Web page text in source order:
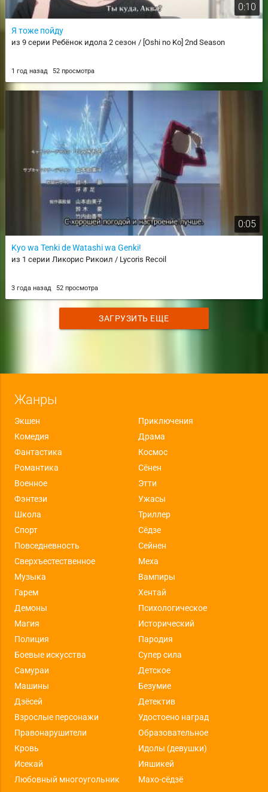
0:10
Я тоже пойду
из 9 серии Ребёнок идола 2 сезон / [Oshi no Ko] 2nd Season
1 год назад 52 просмотра
0:05
Kyo wa Tenki de Watashi wa Genki!
из 1 серии Ликорис Рикоил / Lycoris Recoil
3 года назад 52 просмотра
ЗАГРУЗИТЬ ЕЩЕ
Жанры
Экшен
Приключения
Комедия
Драма
Фантастика
Космос
Романтика
Сёнен
Военное
Этти
Фэнтези
Ужасы
Школа
Триллер
Спорт
Сёдзе
Повседневность
Сейнен
Сверхъестественное
Меха
Музыка
Вампиры
Гарем
Хентай
Демоны
Психологическое
Магия
Исторический
Полиция
Пародия
Боевые искусства
Супер сила
Самураи
Детское
Машины
Безумие
Дзёсей
Детектив
Взрослые персонажи
Удостоено наград
Правонарушители
Образовательное
Кровь
Идолы (девушки)
Исекай
Ияшикей
Любовный многоугольник
Махо-сёдзё